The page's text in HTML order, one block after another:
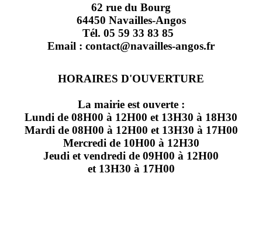
62 rue du Bourg
64450 Navailles-Angos
Tél. 05 59 33 83 85
Email : contact@navailles-angos.fr
HORAIRES D'OUVERTURE
La mairie est ouverte :
Lundi de 08H00 à 12H00 et 13H30 à 18H30
Mardi de 08H00 à 12H00 et 13H30 à 17H00
Mercredi de 10H00 à 12H30
Jeudi et vendredi de 09H00 à 12H00
et 13H30 à 17H00